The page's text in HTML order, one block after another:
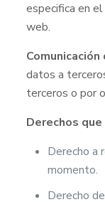
especifica en
web.
datos a
terceros o por
Derechos
Derecho a
momento.
Derecho